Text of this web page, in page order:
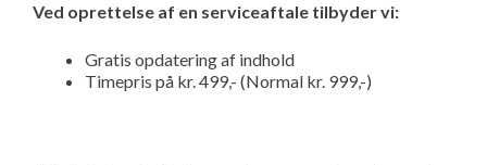
Ved oprettelse af en serviceaftale tilbyder vi:
Gratis opdatering af indhold
Timepris på kr. 499,- (Normal kr. 999,-)